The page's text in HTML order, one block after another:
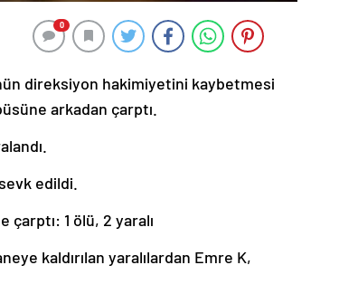
0
direksiyon hakimiyetini kaybetmesi
arkadan çarptı.
edildi.
kaldırılan yaralılardan Emre K,